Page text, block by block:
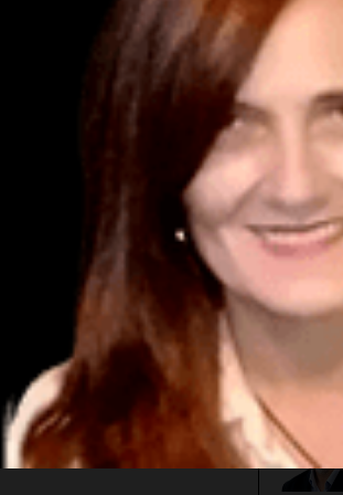
Milei y Luiz Inácio Lula da Silva.
diplomática quedará a cargo de